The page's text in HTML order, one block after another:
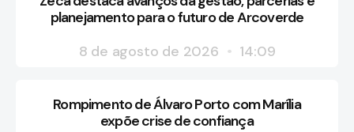
planejamento para o futuro de Arcoverde
8 de agosto de 2026
14:09
Rompimento de Álvaro Porto com Marília
expõe crise de confiança